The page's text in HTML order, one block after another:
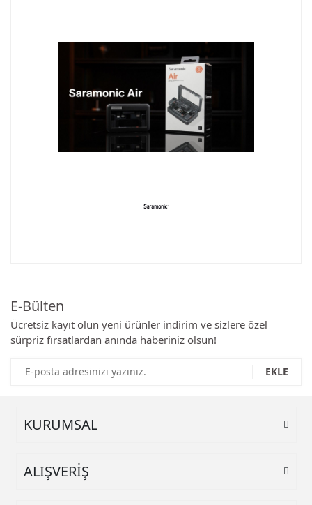
Ürün resmi kalitesiz, bozuk veya görüntülenemiyor.
Ürün açıklamasında eksik bilgiler bulunuyor.
Ürün fiyatı diğer sitelerden daha pahalı.
E-Bülten
Ücretsiz kayıt olun yeni ürünler indirim ve sizlere özel
sürpriz fırsatlardan anında haberiniz olsun!
EKLE
KURUMSAL
ALIŞVERİŞ